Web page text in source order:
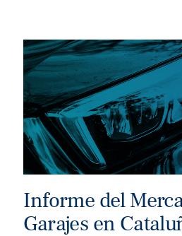
Informe del
Garajes en